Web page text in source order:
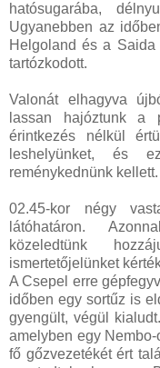
hatósugarába,
Ugyanebben az
Helgoland és a
tartózkodott.
Valonát elhagyva
lassan hajóztunk a
érintkezés nélkül
leshelyünket, és
reménykednünk kellett.
02.45-kor négy
látóhatáron.
közeledtünk
ismertetőjelünket
A Csepel erre
időben egy sortűz is
gyengült, végül
amelyben egy
fő gőzvezetékét ért